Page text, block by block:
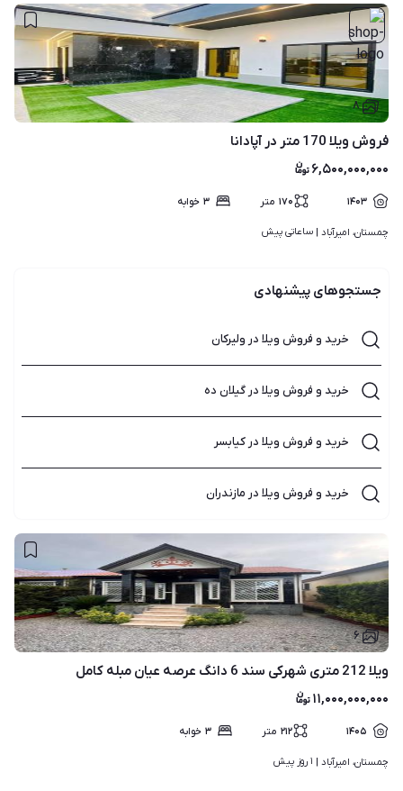
۸
فروش ویلا 170 متر در آپادانا
۶,۵۰۰,۰۰۰,۰۰۰
۱۴۰۳ ۱۷۰ متر ۳ خوابه
چمستان، امیرآباد | ساعاتی پیش
جستجوهای پیشنهادی
خرید و فروش ویلا در ولیرکان
خرید و فروش ویلا در گیلان ده
خرید و فروش ویلا در کیابسر
خرید و فروش ویلا در مازندران
۶
ویلا 212 متری شهرکی سند 6 دانگ عرصه عیان مبله کامل
۱۱,۰۰۰,۰۰۰,۰۰۰
۱۴۰۵ ۲۱۲ متر ۳ خوابه
چمستان، امیرآباد | ۱ روز پیش